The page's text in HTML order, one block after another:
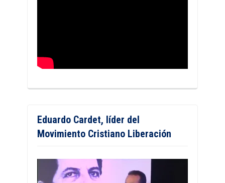
Eduardo Cardet, líder del
Movimiento Cristiano Liberación